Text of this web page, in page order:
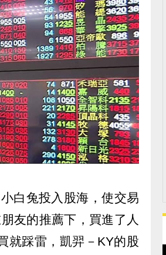
白兔投入股海，使交易
友的推薦下，買進了人
就踩雷，凱羿－KY的股